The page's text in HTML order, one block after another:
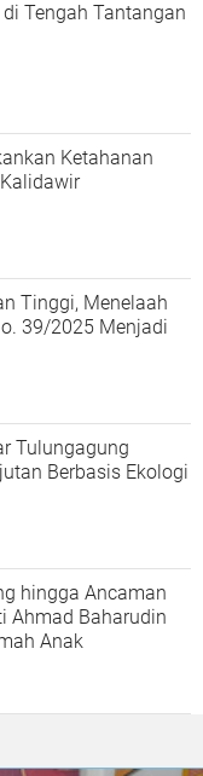
Tengah Tantangan
Ketahanan
Tinggi, Menelaah
39/2025 Menjadi
Tulungagung
Berbasis Ekologi
hingga Ancaman
Ahmad Baharudin
Anak